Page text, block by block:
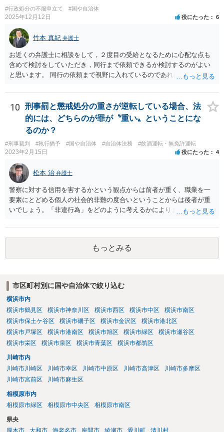
#行政処分の不服申立て #国や自治体
2025年12月12日 役にたった 6
竹本 真紀 弁護士
お近くの弁護士に相談をして，２度目の受給となるために心配な点も
含めて検討をしていただき，同行まで依頼できるか検討するのがよい
と思います。 同行の依頼まで視野に入れているのであれば，お近くの
10
刑事罰と懲戒処分の重さが逆転している場合、法
的には、どちらのが罪が〝重い〟ということにな
るのか？
#刑事裁判 #執行猶予 #国や自治体 #自治体法務 #飲酒運転・無免許運転
2023年2月15日 役にたった 4
松本 治 弁護士
警察に対する信用を害するかという観点からは前者が重く、職業を一
要素にとどめる個人の社会的非難の度合いということからは後者が重
いでしょう。「非違行為」をどのように考えるかによります。
もっとみる
市区町村別に国や自治体で絞り込む
横浜市内
横浜市鶴見区
横浜市神奈川区 横浜市西区 横浜市中区
横浜市南区
横浜市保土ケ谷区
横浜市磯子区 横浜市金沢区
横浜市港北区
横浜市戸塚区
横浜市港南区 横浜市旭区 横浜市緑区
横浜市瀬谷区
横浜市栄区
横浜市泉区 横浜市青葉区 横浜市都筑区
川崎市内
川崎市川崎区
川崎市幸区 川崎市中原区 川崎市高津区
川崎市多摩区
川崎市宮前区
川崎市麻生区
相模原市内
相模原市緑区
相模原市中央区 相模原市南区
県央
厚木市
大和市 海老名市 座間市 綾瀬市 愛川町 清川村